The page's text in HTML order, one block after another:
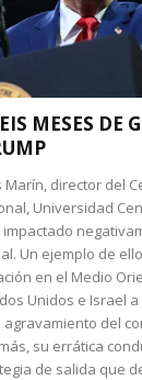
MESES DE
Marín, director del
Universidad
Un ejemplo de
en el Medio
Unidos e Israel
del
su errática
de salida que